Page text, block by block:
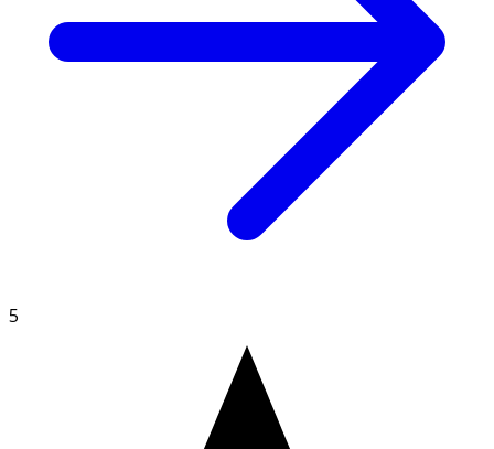
Fyllnadsmedel (mikrokristallin cellulosa, kalciumfosfater),
zink (zinkbisglycinat, zinkcitrat, zinksulfat),
klumpförebyggande medel (magnesiumsalter av veg.
(hydroxipropylmetylcellulosa), BioPerine®
svartpepparextrakt (Piper Nigrum L.).
5